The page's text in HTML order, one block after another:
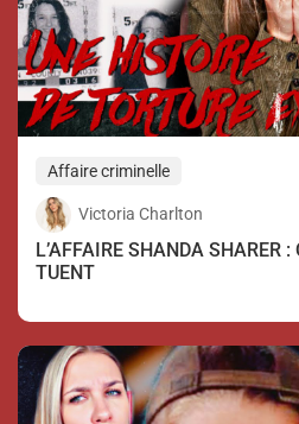
Affaire criminelle
Victoria Charlton
L’AFFAIRE SHANDA SHARER
TUENT